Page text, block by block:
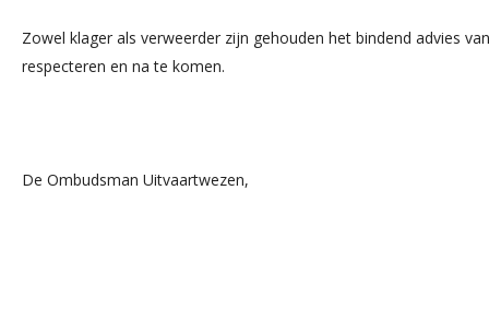
Zowel klager als verweerder zijn gehouden het bindend advies
respecteren en na te komen.
De Ombudsman Uitvaartwezen,